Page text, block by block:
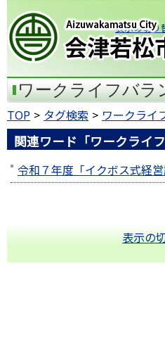
表示の切り
会
ワークライフバラ
TOP タグ検索 ワークライ
関連ワード「ワークライ
令和７年度「イクボス式経
表示の